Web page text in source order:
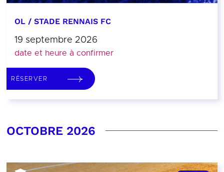
OL / STADE RENNAIS FC
19 septembre 2026
date et heure à confirmer
RÉSERVER
OCTOBRE 2026